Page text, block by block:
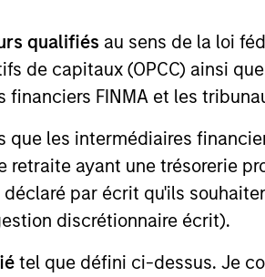
qualifiés au sens de la loi
de capitaux (OPCC) ainsi
FINMA et les
que les intermédiaires
ayant une trésorerie
par écrit qu'ils
discrétionnaire écrit).
tel que défini ci-dessus. Je
Explore More